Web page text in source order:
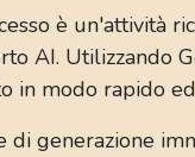
è un'attività
AI. Utilizzando
in modo rapido
di generazione